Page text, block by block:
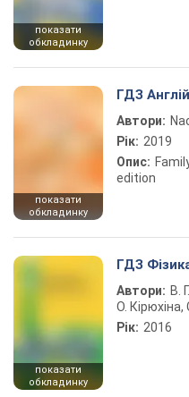
показати
обкладинку
показати
обкладинку
ГДЗ
Автори:
Рік: 2019
Опис:
edition
показати
обкладинку
ГДЗ
Автори: В.
О.
Рік: 2016